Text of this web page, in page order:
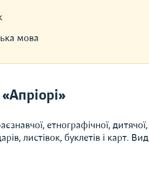
мова
етнографічної,
листівок, буклетів і карт.